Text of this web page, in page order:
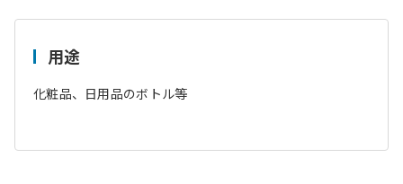
用途
化粧品、日用品のボトル等